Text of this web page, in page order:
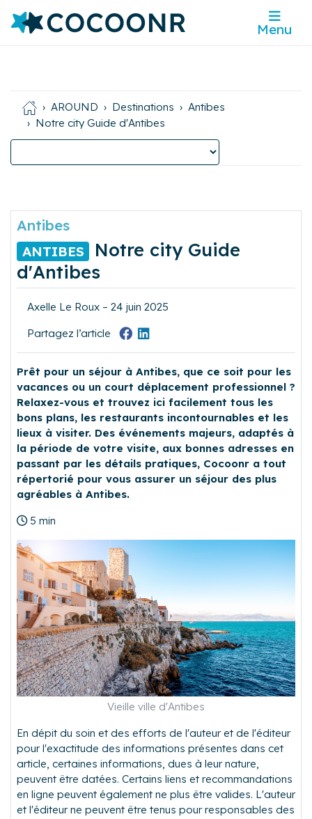
Menu
AROUND Destinations
Antibes
Notre city Guide d'Antibes
Antibes
ANTIBES
Notre city Guide
d'Antibes
Axelle Le Roux – 24 juin 2025
Partagez l’article
Prêt pour un séjour à Antibes, que ce soit pour les
vacances ou un court déplacement professionnel ?
Relaxez-vous et trouvez ici facilement tous les
bons plans, les restaurants incontournables et les
lieux à visiter. Des événements majeurs, adaptés à
la période de votre visite, aux bonnes adresses en
passant par les détails pratiques, Cocoonr a tout
répertorié pour vous assurer un séjour des plus
agréables à Antibes.
5 min
Vieille ville d'Antibes
En dépit du soin et des efforts de l'auteur et de l'éditeur
pour l'exactitude des informations présentes dans cet
article, certaines informations, dues à leur nature,
peuvent être datées. Certains liens et recommandations
en ligne peuvent également ne plus être valides. L'auteur
et l'éditeur ne peuvent être tenus pour responsables des